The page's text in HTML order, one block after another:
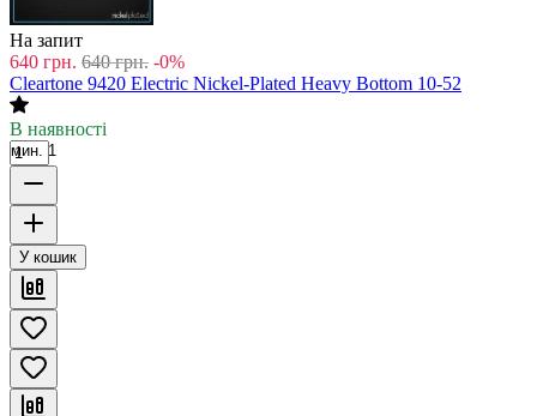
На запит
640 грн. 640 грн. -0%
Cleartone 9420 Electric Nickel-Plated Heavy Bottom 10-52
В наявності
мин. 1
У кошик